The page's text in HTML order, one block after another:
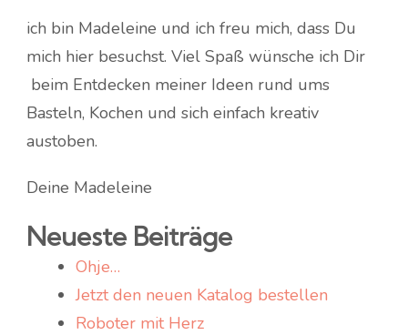
ich bin Madeleine und ich freu mich, dass Du
mich hier besuchst. Viel Spaß wünsche ich Dir
beim Entdecken meiner Ideen rund ums
Basteln, Kochen und sich einfach kreativ
austoben.
Deine Madeleine
Neueste Beiträge
Ohje…
Jetzt den neuen Katalog bestellen
Roboter mit Herz